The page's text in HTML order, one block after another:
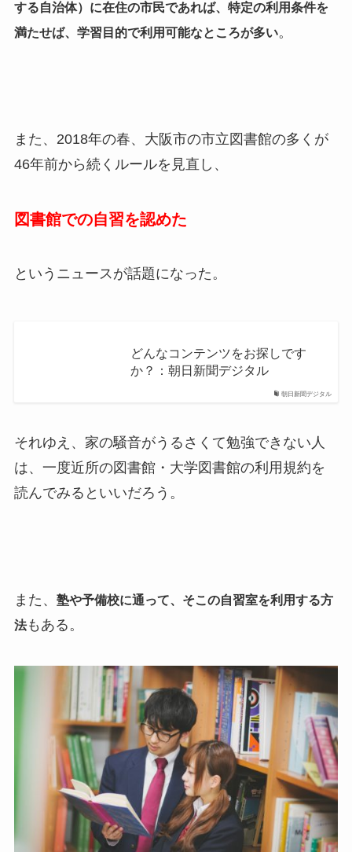
する自治体）に在住の市民であれば、特定の利用条件を
満たせば、学習目的で利用可能なところが多い。
また、2018年の春、大阪市の市立図書館の多くが
46年前から続くルールを見直し、
図書館での自習を認めた
というニュースが話題になった。
朝日新聞デジタル
どんなコンテンツをお探しです
か？：朝日新聞デジタル
それゆえ、家の騒音がうるさくて勉強できない人
は、一度近所の図書館・大学図書館の利用規約を
読んでみるといいだろう。
また、 塾や予備校に通って、そこの自習室を利用する方
法もある。